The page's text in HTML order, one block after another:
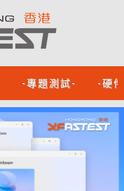
-專題測試- -硬